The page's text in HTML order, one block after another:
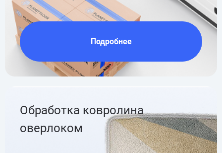
Подробнее
Обработка ковролина
оверлоком